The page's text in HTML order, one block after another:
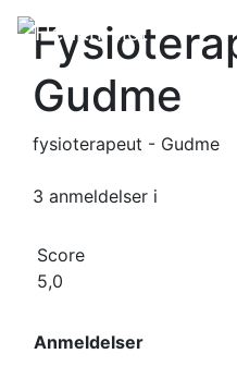
Gudme
fysioterapeut - Gudme
3 anmeldelser i
Score
5,0
Anmeldelser